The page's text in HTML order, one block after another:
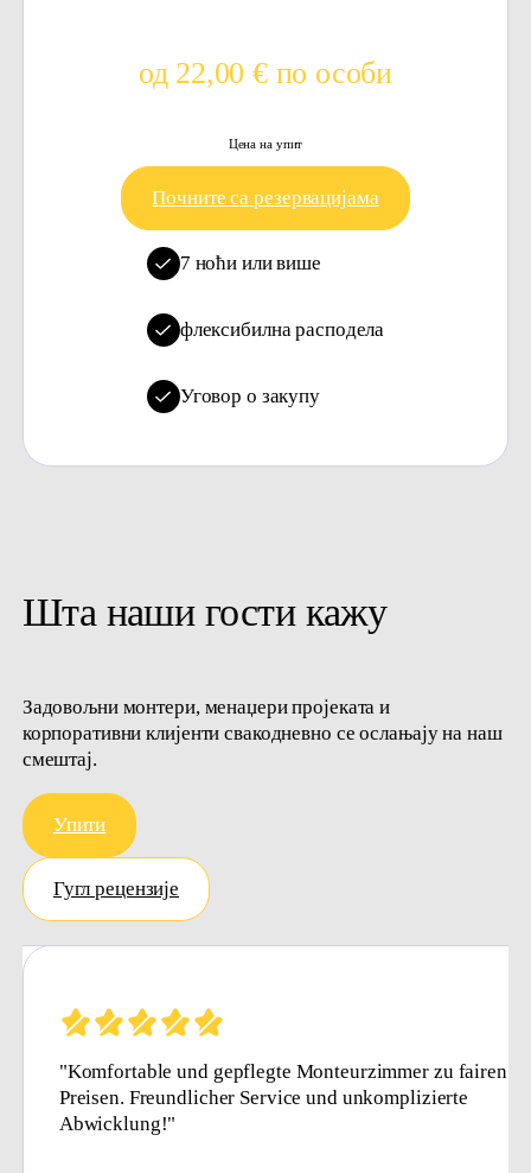
од 22,00 € по особи
Цена на упит
Почните са резервацијама
7 ноћи или више
флексибилна расподела
Уговор о закупу
Шта наши гости кажу
Задовољни монтери, менаџери пројеката и
корпоративни клијенти свакодневно се ослањају на наш
смештај.
Упити
Гугл рецензије
"Sehr zuverlässige und saubere Monteurunterkünfte.
Reibungslose Abwicklung und freundlicher Service.
Immer wieder gerne!"